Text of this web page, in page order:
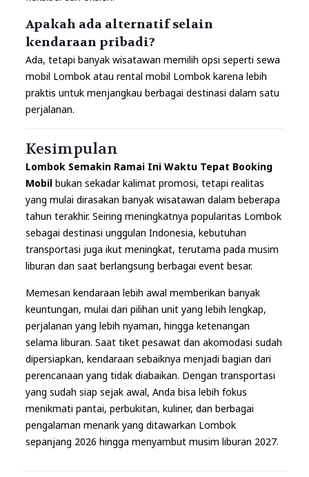
Apakah ada alternatif selain
kendaraan pribadi?
Ada, tetapi banyak wisatawan memilih opsi seperti sewa
mobil Lombok atau rental mobil Lombok karena lebih
praktis untuk menjangkau berbagai destinasi dalam satu
perjalanan.
Kesimpulan
Lombok Semakin Ramai Ini Waktu Tepat Booking
Mobilbukan sekadar kalimat promosi, tetapi realitas
yang mulai dirasakan banyak wisatawan dalam beberapa
tahun terakhir. Seiring meningkatnya popularitas Lombok
sebagai destinasi unggulan Indonesia, kebutuhan
transportasi juga ikut meningkat, terutama pada musim
liburan dan saat berlangsung berbagai event besar.
Memesan kendaraan lebih awal memberikan banyak
keuntungan, mulai dari pilihan unit yang lebih lengkap,
perjalanan yang lebih nyaman, hingga ketenangan
selama liburan. Saat tiket pesawat dan akomodasi sudah
dipersiapkan, kendaraan sebaiknya menjadi bagian dari
perencanaan yang tidak diabaikan. Dengan transportasi
yang sudah siap sejak awal, Anda bisa lebih fokus
menikmati pantai, perbukitan, kuliner, dan berbagai
pengalaman menarik yang ditawarkan Lombok
sepanjang 2026 hingga menyambut musim liburan 2027.